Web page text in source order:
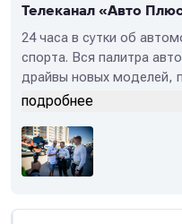
Телеканал «Авто
24 часа в сутки об
спорта. Вся палитра автомобильного мира: тест-
драйвы новых моделей,
подержанных машинах,
автомобильные
экспедиций,
автомобильная история,
автомобильные темы в
подробнее